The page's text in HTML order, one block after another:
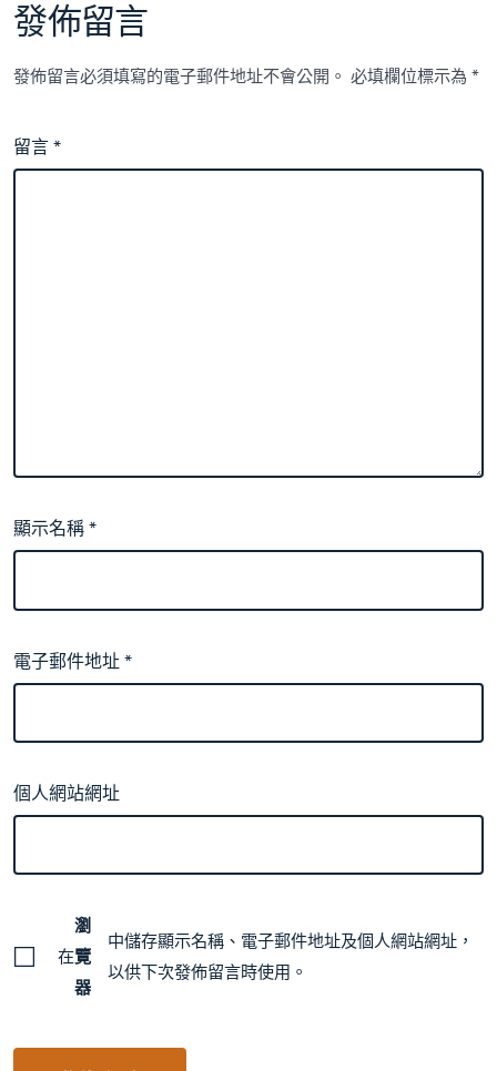
發佈留言
發佈留言必須填寫的電子郵件地址不會公開。 必填欄位標示為*
留言*
顯示名稱*
電子郵件地址*
個人網站網址
在
瀏
覽
器
中儲存顯示名稱、電子郵件地址及個人網站網址，
以供下次發佈留言時使用。